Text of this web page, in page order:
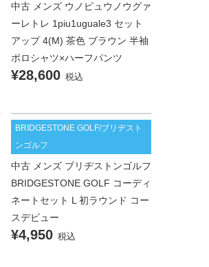
中古 メンズ ウノピュウノウグァ
ーレトレ 1piu1uguale3 セット
アップ 4(M) 茶色 ブラウン 半袖
ポロシャツ×ハーフパンツ
¥28,600 税込
BRIDGESTONE GOLF/ブリヂスト
ンゴルフ
中古 メンズ ブリヂストンゴルフ
BRIDGESTONE GOLF コーディ
ネートセット L 初ラウンド コー
スデビュー
¥4,950 税込